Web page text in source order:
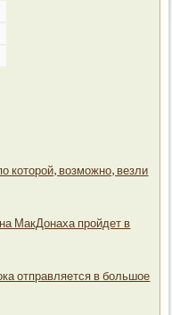
которой, возможно, везли
МакДонаха пройдет в
отправляется в большое